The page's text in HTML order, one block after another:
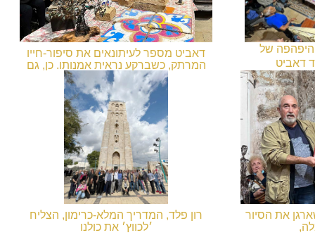
של
דאביט
דאביט מספר לעיתונאים את סיפור-חייו
המרתק, כשברקע נראית אמנותו. כן, גם
עצי-הזית הקטנים (והיקרים!) מברזל...
את הסיור
רון פלד, המדריך המלא-כרימון, הצליח
׳לכווץ׳ את כולנו